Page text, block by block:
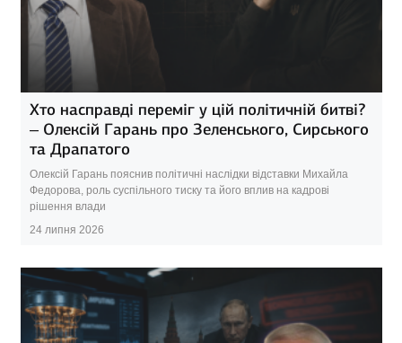
Хто насправді переміг у цій політичній битві?
– Олексій Гарань про Зеленського, Сирського
та Драпатого
Олексій Гарань пояснив політичні наслідки відставки Михайла
Федорова, роль суспільного тиску та його вплив на кадрові
рішення влади
24 липня 2026